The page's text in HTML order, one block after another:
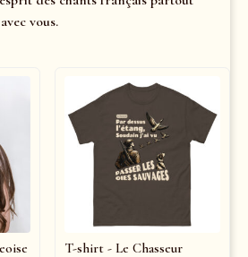
avec vous.
T-shirt - Le Chasseur